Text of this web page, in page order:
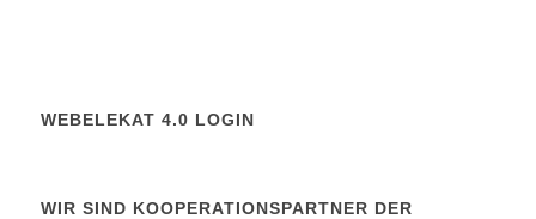
WEBELEKAT 4.0 LOGIN
WIR SIND KOOPERATIONSPARTNER DER